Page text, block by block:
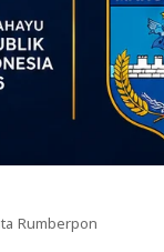
Rumberpon